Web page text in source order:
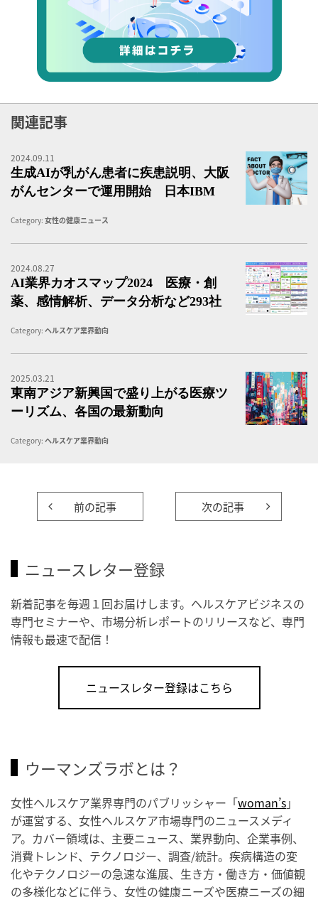
関連記事
2024.09.11
生成AIが乳がん患者に疾患説明、大阪
がんセンターで運用開始 日本IBM
Category: 女性の健康ニュース
2024.08.27
AI業界カオスマップ2024 医療・創
薬、感情解析、データ分析など293社
Category: ヘルスケア業界動向
2025.03.21
東南アジア新興国で盛り上がる医療ツ
ーリズム、各国の最新動向
Category: ヘルスケア業界動向
前の記事 次の記事
ニュースレター登録
新着記事を毎週１回お届けします。ヘルスケアビジネスの
専門セミナーや、市場分析レポートのリリースなど、専門
情報も最速で配信！
ニュースレター登録はこちら
ウーマンズラボとは？
女性ヘルスケア業界専門のパブリッシャー「woman’s」
が運営する、女性ヘルスケア市場専門のニュースメディ
ア。カバー領域は、主要ニュース、業界動向、企業事例、
消費トレンド、テクノロジー、調査/統計。疾病構造の変
化やテクノロジーの急速な進展、生き方・働き方・価値観
の多様化などに伴う、女性の健康ニーズや医療ニーズの細